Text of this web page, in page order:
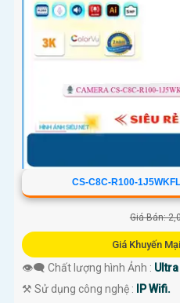
CS-C8C-R100-
Giá Bán:
Giá Khuyến
👁️‍🗨 Chất lượng hình Ảnh :
⚒ Sử dụng công nghệ :
IP Wifi.